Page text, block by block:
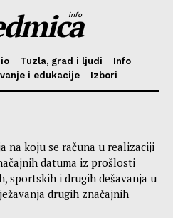
info
Tuzla, grad i ljudi
Info
i edukacije Izbori
na koju se računa u realizaciji
datuma iz prošlosti
sportskih i drugih dešavanja u
drugih značajnih